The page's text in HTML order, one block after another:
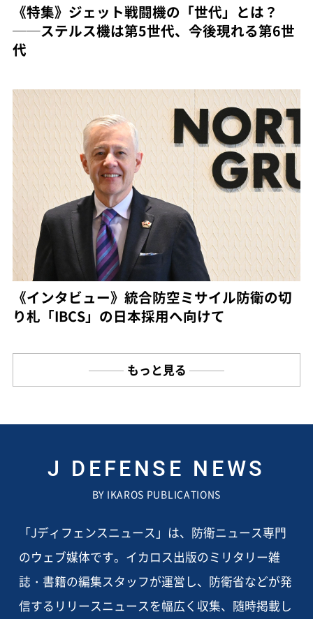
《特集》ジェット戦闘機の「世代」とは？
──ステルス機は第5世代、今後現れる第6世
代
《インタビュー》統合防空ミサイル防衛の切
り札「IBCS」の日本採用へ向けて
もっと見る
J DEFENSE NEWS
BY IKAROS PUBLICATIONS
「Jディフェンスニュース」は、防衛ニュース専門
のウェブ媒体です。イカロス出版のミリタリー雑
誌・書籍の編集スタッフが運営し、防衛省などが発
信するリリースニュースを幅広く収集、随時掲載し